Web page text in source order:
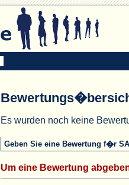
Es wurden noch keine
Geben Sie eine Bewertung f�r
Um eine Bewertung